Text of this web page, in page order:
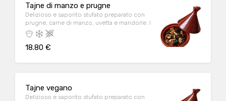
Tajne di manzo e prugne
Delizioso e saporito stufato preparato con
prugne, carne di manzo, uvetta e mandorle. I
18.80 €
Tajne vegano
Delizioso e saporito stufato preparato con